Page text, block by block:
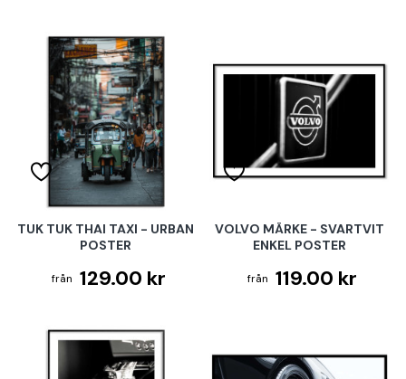
TUK TUK THAI TAXI - URBAN
POSTER
129.00 kr
VOLVO MÄRKE - SVARTVIT
ENKEL POSTER
119.00 kr